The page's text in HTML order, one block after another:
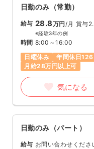
日勤のみ（常勤）
給与 28.8万円 /月 賞与
※経験3年の例
時間 8:00～16:00
日曜休み
年間休日126
月給28万円以上可
気になる
日勤のみ（パート）
給与 お問い合わせくださ